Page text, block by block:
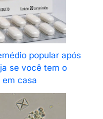
popular após
se você tem o
casa